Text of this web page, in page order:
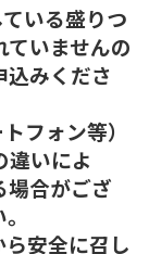
いる盛りつ
いませんの
込みくださ
フォン等）
違いによ
場合がござ
安全に召し